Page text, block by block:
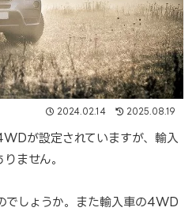
2024.02.14 2025.08.19
が設定されていますが、輸入
ません。
でしょうか。また輸入車の4WD